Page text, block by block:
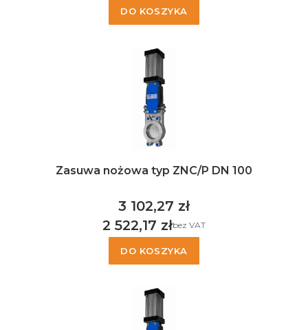
DO KOSZYKA
Zasuwa nożowa typ ZNC/P DN 100
Cena
3 102,27 zł
Cena
2 522,17 złbez VAT
DO KOSZYKA